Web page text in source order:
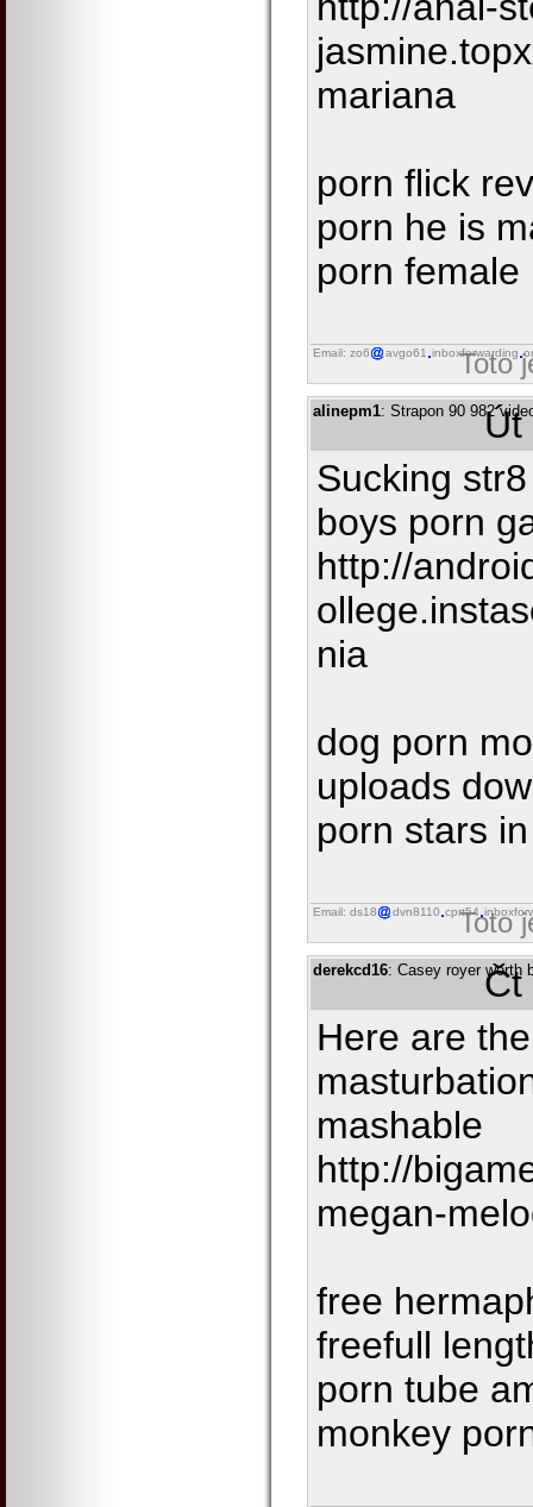
mariana
porn flick
porn he is
porn
Email: zo6 avgo61 inboxforwarding
Toto
alinepm1: Strapon 90 982Út
Sucking
boys porn
http://
nia
dog porn
uploads
porn stars
Email: ds18 dvn8110 cprt54Toto
derekcd16: Casey royer worth
Čt
Here are
mashable
http://
megan-
free
freefull
porn tube
monkey